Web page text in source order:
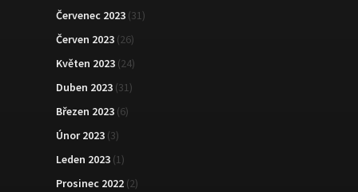
Červenec 2023 (31)
Červen 2023 (26)
Květen 2023 (24)
Duben 2023 (31)
Březen 2023 (6)
Únor 2023 (3)
Leden 2023 (1)
Prosinec 2022 (2)